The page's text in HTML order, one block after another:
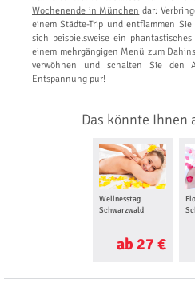
Wochenende in München dar:
einem Städte-Trip und entflammen
sich beispielsweise ein
einem mehrgängigen Menü zum
verwöhnen und schalten Sie den
Entspannung pur!
Das könnte Ihnen
Wellnesstag
Schwarzwald
ab 27 €